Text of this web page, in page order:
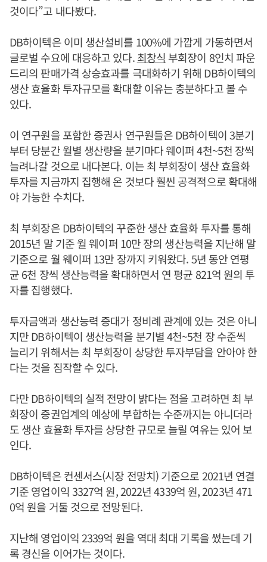
것이다”고 내다봤다.
DB하이텍은 이미 생산설비를 100%에 가깝게 가동하면서
글로벌 수요에 대응하고 있다.최창식부회장이 8인치 파운
드리의 판매가격 상승효과를 극대화하기 위해 DB하이텍의
생산 효율화 투자규모를 확대할 이유는 충분하다고 볼 수
있다.
이 연구원을 포함한 증권사 연구원들은 DB하이텍이 3분기
부터 당분간 월별 생산량을 분기마다 웨이퍼 4천~5천 장씩
늘려나갈 것으로 내다본다. 이는 최 부회장이 생산 효율화
투자를 지금까지 집행해 온 것보다 훨씬 공격적으로 확대해
야 가능한 수치다.
최 부회장은 DB하이텍의 꾸준한 생산 효율화 투자를 통해
2015년 말 기준 월 웨이퍼 10만 장의 생산능력을 지난해 말
기준으로 월 웨이퍼 13만 장까지 키워왔다. 5년 동안 연평
균 6천 장씩 생산능력을 확대하면서 연 평균 821억 원의 투
자를 집행했다.
투자금액과 생산능력 증대가 정비례 관계에 있는 것은 아니
지만 DB하이텍이 생산능력을 분기별 4천~5천 장 수준씩
늘리기 위해서는 최 부회장이 상당한 투자부담을 안아야 한
다는 것을 짐작할 수 있다.
다만 DB하이텍의 실적 전망이 밝다는 점을 고려하면 최 부
회장이 증권업계의 예상에 부합하는 수준까지는 아니더라
도 생산 효율화 투자를 상당한 규모로 늘릴 여유는 있어 보
인다.
DB하이텍은 컨센서스(시장 전망치) 기준으로 2021년 연결
기준 영업이익 3327억 원, 2022년 4339억 원, 2023년 471
0억 원을 거둘 것으로 전망된다.
지난해 영업이익 2339억 원을 역대 최대 기록을 썼는데 기
록 경신을 이어가는 것이다.